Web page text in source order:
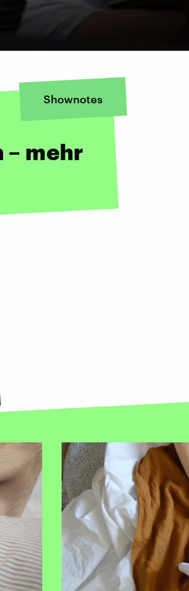
Shownotes
– mehr